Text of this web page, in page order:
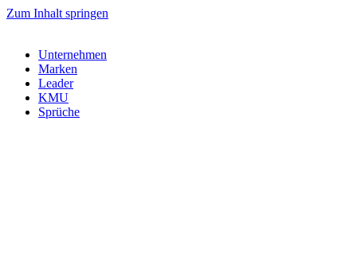
Zum Inhalt springen
Unternehmen
Marken
Leader
KMU
Sprüche